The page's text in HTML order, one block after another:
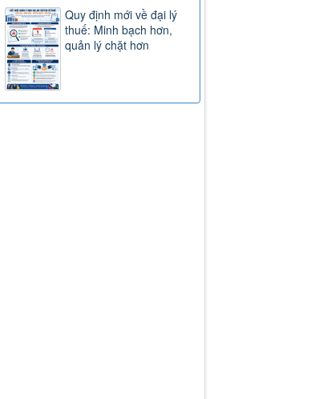
Quy định mới về đại lý
thuế: Minh bạch hơn,
quản lý chặt hơn